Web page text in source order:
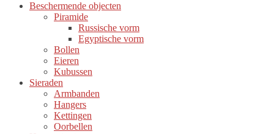
Beschermende objecten
Piramide
Russische vorm
Egyptische vorm
Bollen
Eieren
Kubussen
Sieraden
Armbanden
Hangers
Kettingen
Oorbellen